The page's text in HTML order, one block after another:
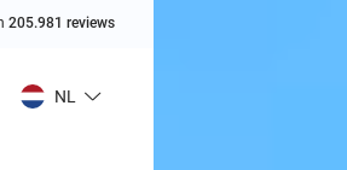
205.981 reviews
NL